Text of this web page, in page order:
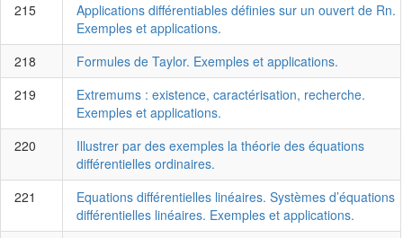
215
Applications différentiables définies sur un ouvert de Rn.
Exemples et applications.
218
Formules de Taylor. Exemples et applications.
219
Extremums : existence, caractérisation, recherche.
Exemples et applications.
220
Illustrer par des exemples la théorie des équations
différentielles ordinaires.
221
Equations différentielles linéaires. Systèmes d’équations
différentielles linéaires. Exemples et applications.